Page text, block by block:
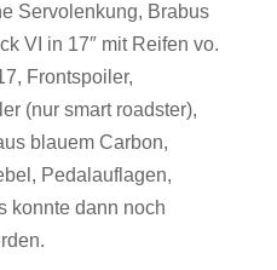
Servolenkung, Brabus
VI in 17″ mit Reifen vo.
Frontspoiler,
(nur smart roadster),
blauem Carbon,
Pedalauflagen,
konnte dann noch